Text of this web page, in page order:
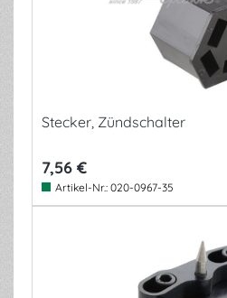
Stecker, Zündschalter
7,56 €
Artikel-Nr.: 020-0967-35